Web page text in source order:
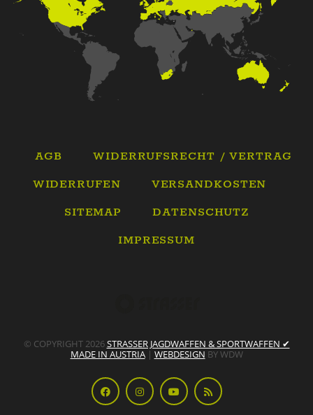
AGB
WIDERRUFSRECHT / VERTRAG
WIDERRUFEN
VERSANDKOSTEN
SITEMAP
DATENSCHUTZ
IMPRESSUM
© COPYRIGHT 2026STRASSER JAGDWAFFEN & SPORTWAFFEN ✔
MADE IN AUSTRIA | WEBDESIGN BY WDW